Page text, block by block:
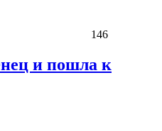
146
и пошла к